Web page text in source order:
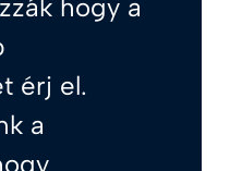
hogy a
érj el.
a